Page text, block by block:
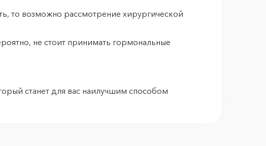
то возможно рассмотрение хирургической
не стоит принимать гормональные
станет для вас наилучшим способом